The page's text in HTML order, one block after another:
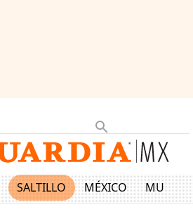
SALTILLO MÉXICO MUNDO